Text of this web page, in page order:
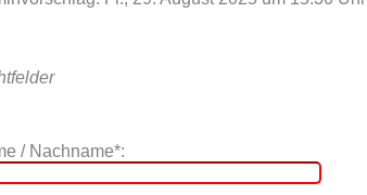
/ Nachname*: